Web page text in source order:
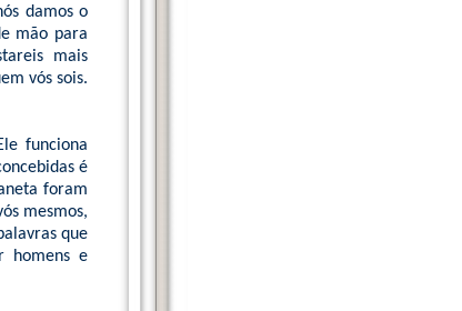
damos o
mão para
mais
vós sois.
funciona
é
foram
mesmos,
que
homens e